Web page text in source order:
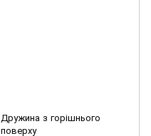
Дружина з горішнього
поверху